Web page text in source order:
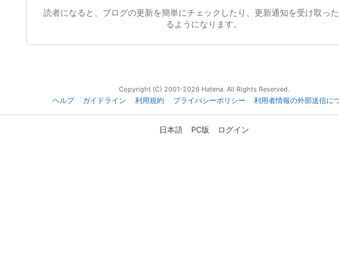
読者になると、ブログの更新を簡単にチェックしたり、更新通知を受け取っ
るようになります。
Copyright (C) 2001-2026 Hatena. All Rights Reserved.
ヘルプ
ガイドライン 利用規約 プライバシーポリシー 利用者情報の外部送信に
日本語 PC版 ログイン